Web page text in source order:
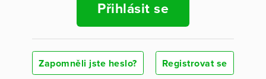
Přihlásit se
Zapomněli jste heslo? Registrovat se